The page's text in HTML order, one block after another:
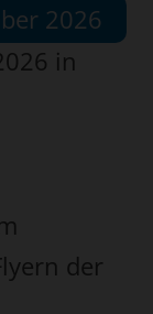
2026
in
der